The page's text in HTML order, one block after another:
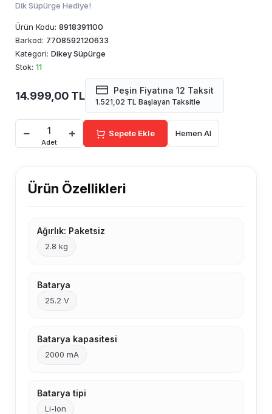
Dik Süpürge Hediye!
Ürün Kodu: 8918391100
Barkod: 7708592120633
Kategori: Dikey Süpürge
Stok: 11
14.999,00 TL Peşin Fiyatına 12 Taksit
1.521,02 TL Başlayan Taksitle
Adet
Sepete Ekle Hemen Al
Ürün Özellikleri
Ağırlık: Paketsiz
2.8 kg
Batarya
25.2 V
Batarya kapasitesi
2000 mA
Batarya tipi
Li-Ion